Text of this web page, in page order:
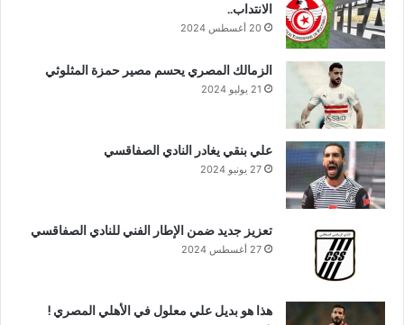
الانتداب..
20 أغسطس 2024
الزمالك المصري يحسم مصير حمزة المثلوثي
21 يوليو 2024
علي بنقي يغادر النادي الصفاقسي
27 يونيو 2024
تعزيز جديد ضمن الإطار الفني للنادي الصفاقسي
27 أغسطس 2024
هذا هو بديل علي معلول في الأهلي المصري !